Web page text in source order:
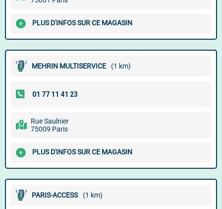
PLUS D'INFOS SUR CE MAGASIN
MEHRIN MULTISERVICE (1 km)
Rue Saulnier
75009 Paris
PLUS D'INFOS SUR CE MAGASIN
PARIS-ACCESS (1 km)